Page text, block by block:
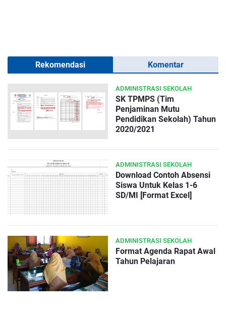
Rekomendasi Komentar
ADMINISTRASI SEKOLAH
SK TPMPS (Tim
Penjaminan Mutu
Pendidikan Sekolah) Tahun
2020/2021
ADMINISTRASI SEKOLAH
Download Contoh Absensi
Siswa Untuk Kelas 1-6
SD/MI [Format Excel]
ADMINISTRASI SEKOLAH
Format Agenda Rapat Awal
Tahun Pelajaran